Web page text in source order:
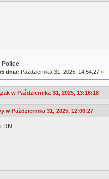
Police
dnia: Października 31, 2025, 14:54:27 »
w Października 31, 2025, 13:16:18
w Października 31, 2025, 12:06:27
RN.